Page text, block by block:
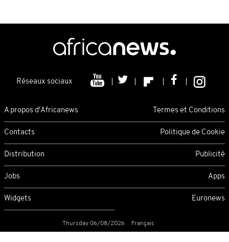
Réseaux sociaux
A propos d'Africanews Termes et Conditions
Contacts Politique de Cookie
Distribution Publicité
Jobs Apps
Widgets Euronews
Thursday 06/08/2026